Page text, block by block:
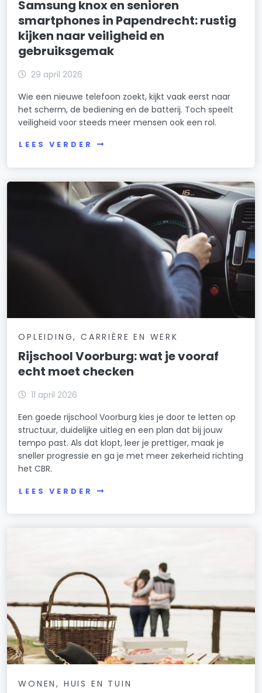
Samsung knox en senioren
smartphones in Papendrecht: rustig
kijken naar veiligheid en
gebruiksgemak
29 april 2026
Wie een nieuwe telefoon zoekt, kijkt vaak eerst naar
het scherm, de bediening en de batterij. Toch speelt
veiligheid voor steeds meer mensen ook een rol.
LEES VERDER
OPLEIDING, CARRIÈRE EN WERK
Rijschool Voorburg: wat je vooraf
echt moet checken
11 april 2026
Een goede rijschool Voorburg kies je door te letten op
structuur, duidelijke uitleg en een plan dat bij jouw
tempo past. Als dat klopt, leer je prettiger, maak je
sneller progressie en ga je met meer zekerheid richting
het CBR.
LEES VERDER
WONEN, HUIS EN TUIN